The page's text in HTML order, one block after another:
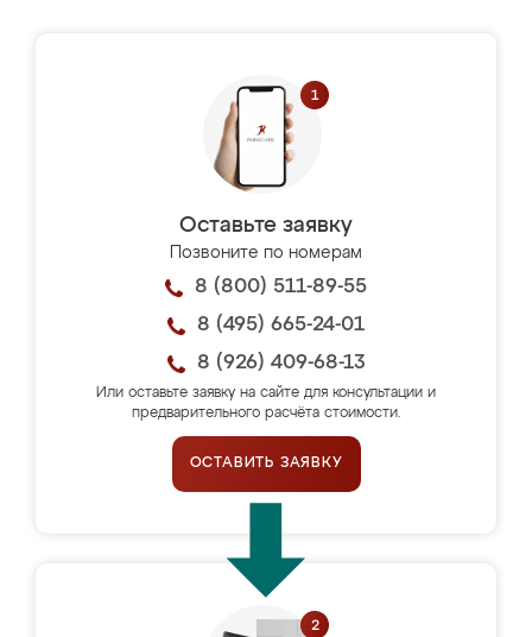
Оставьте заявку
Позвоните по номерам
8 (800) 511-89-55
8 (495) 665-24-01
8 (926) 409-68-13
Или оставьте заявку на сайте для консультации и
предварительного расчёта стоимости.
ОСТАВИТЬ ЗАЯВКУ